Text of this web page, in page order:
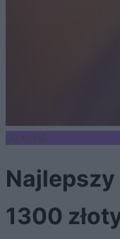
CO KUPIĆ
1300